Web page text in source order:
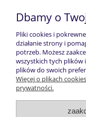
Dbamy o
Pliki cookies i
działanie strony i
potrzeb. Możesz
wszystkich tych plików
plików do swoich
Więcej o plikach
prywatności.